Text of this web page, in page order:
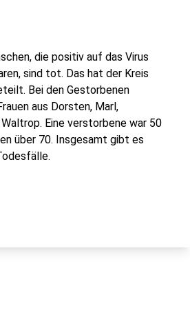
die positiv auf das Virus
sind tot. Das hat der Kreis
Bei den Gestorbenen
aus Dorsten, Marl,
Eine verstorbene war 50
über 70. Insgesamt gibt es